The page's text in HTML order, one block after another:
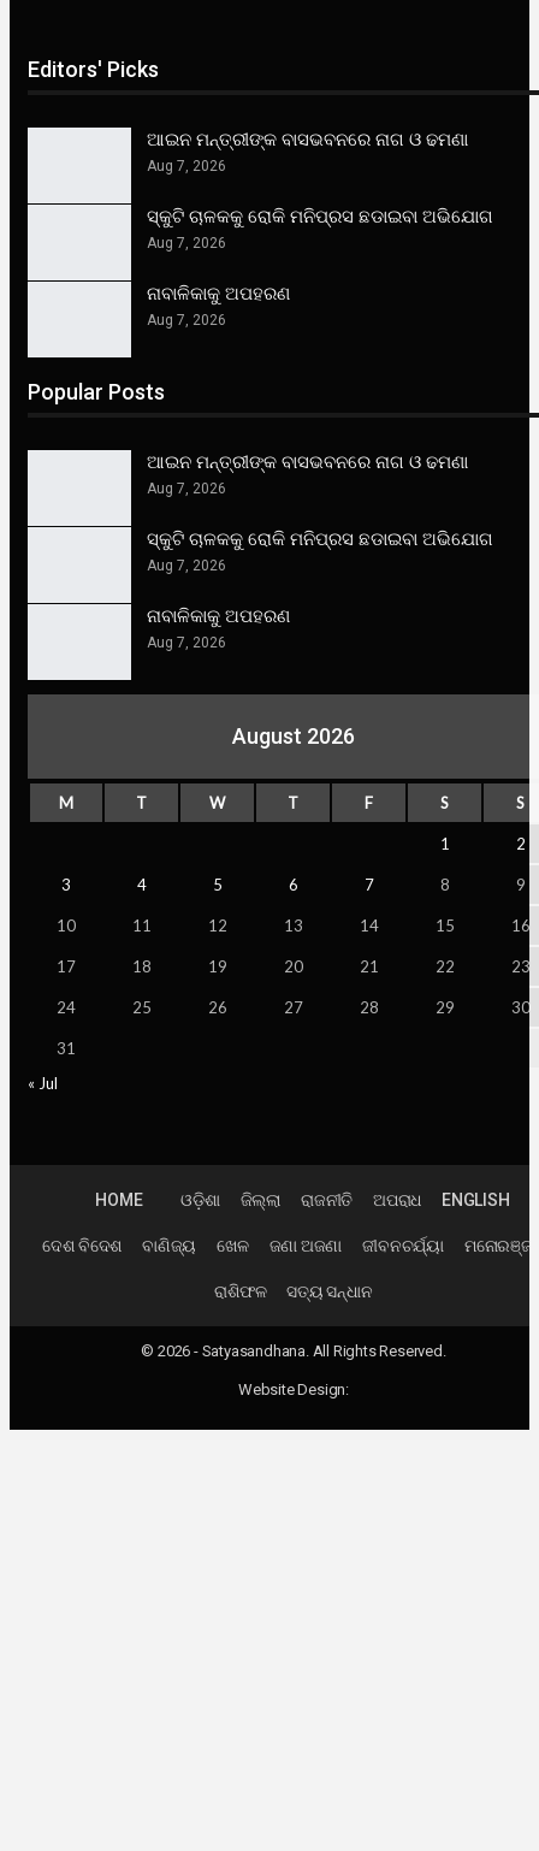
Editors' Picks
ଆଇନ ମନ୍ତ୍ରୀଙ୍କ ବାସଭବନରେ ନାଗ ଓ ଢମଣା
Aug 7, 2026
ସ୍କୁଟି ଚାଳକକୁ ରୋକି ମନିପ୍ରସ ଛଡାଇବା ଅଭିଯୋଗ
Aug 7, 2026
ନାବାଳିକାକୁ ଅପହରଣ
Aug 7, 2026
Popular Posts
ଆଇନ ମନ୍ତ୍ରୀଙ୍କ ବାସଭବନରେ ନାଗ ଓ ଢମଣା
Aug 7, 2026
ସ୍କୁଟି ଚାଳକକୁ ରୋକି ମନିପ୍ରସ ଛଡାଇବା ଅଭିଯୋଗ
Aug 7, 2026
ନାବାଳିକାକୁ ଅପହରଣ
Aug 7, 2026
August 2026
M T W T F S S
1 2
3 4 5 6 7 8 9
10 11 12 13 14 15 16
17 18 19 20 21 22 23
24 25 26 27 28 29 30
31
« Jul
HOME ଓଡ଼ିଶା ଜିଲ୍ଲା ରାଜନୀତି ଅପରାଧ ENGLISH
ଦେଶ ବିଦେଶ ବାଣିଜ୍ୟ ଖେଳ ଜଣା ଅଜଣା ଜୀବନଚର୍ଯ୍ୟା
ରାଶିଫଳ ସତ୍ୟ ସନ୍ଧାନ
© 2026 - Satyasandhana. All Rights Reserved.
Website Design: